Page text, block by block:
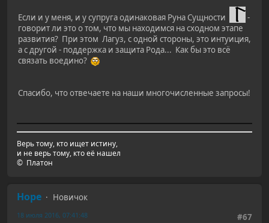
Если и у меня, и у супруга одинаковая Руна Сущности
-
говорит ли это о том, что мы находимся на сходном этапе
развития? При этом Лагуз, с одной стороны, это интуиция,
а с другой - поддержка и защита Рода... Как бы это всё
связать воедино?
Спасибо, что отвечаете на наши многочисленные запросы!
Верь тому, кто ищет истину,
и не верь тому, кто её нашел
© Платон
Hope
Новичок
#67
18 июля 2016, 07:41:48